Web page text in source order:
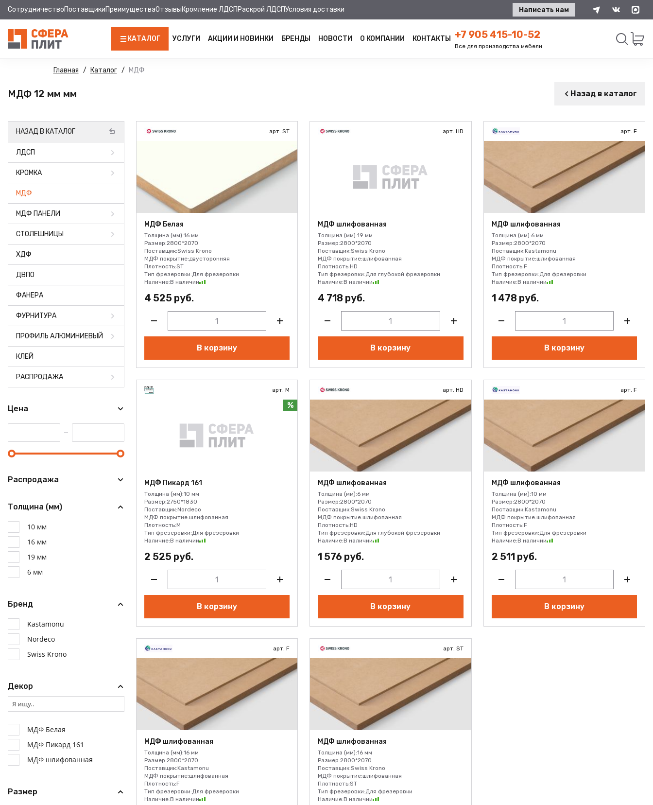
СотрудничествоПоставщикиПреимуществаОтзывыКромление ЛДСП Раскрой ЛДСПУсловия доставки Написать нам
КАТАЛОГ
ЛДСП
МДФ ПАНЕЛИ
ХДФ
ФАНЕРА
ФУРНИТУРА
ПРОФИЛЬ АЛЮМИНИЕВЫЙ
КЛЕЙ
РАСПРОДАЖА
НОВИНКИ
УСЛУГИ АКЦИИ И НОВИНКИ БРЕНДЫ НОВОСТИ О КОМПАНИИ КОНТАКТЫ +7 905 415-10-52
Все для производства мебели
Главная Каталог МДФ
МДФ 12 мм мм Назад в каталог
НАЗАД В КАТАЛОГ
ЛДСП
КРОМКА
МДФ
МДФ ПАНЕЛИ
СТОЛЕШНИЦЫ
ХДФ
ДВПО
ФАНЕРА
ФУРНИТУРА
ПРОФИЛЬ АЛЮМИНИЕВЫЙ
КЛЕЙ
РАСПРОДАЖА
Цена
Распродажа
Толщина (мм)
10 мм
16 мм
19 мм
6 мм
Бренд
Kastamonu
Nordeco
Swiss Krono
Декор
МДФ Белая
МДФ Пикард 161
МДФ шлифованная
Размер
арт. ST
МДФ Белая
Толщина (мм):16 мм
Размер:2800*2070
Поставщик:Swiss Krono
МДФ покрытие:двусторонняя
Плотность:ST
Тип фрезеровки:Для фрезеровки
Наличие:В наличии
4 525 руб.
В корзину
арт. HD
МДФ шлифованная
Толщина (мм):19 мм
Размер:2800*2070
Поставщик:Swiss Krono
МДФ покрытие:шлифованная
Плотность:HD
Тип фрезеровки:Для глубокой фрезеровки
Наличие:В наличии
4 718 руб.
В корзину
арт. F
МДФ шлифованная
Толщина (мм):6 мм
Размер:2800*2070
Поставщик:Kastamonu
МДФ покрытие:шлифованная
Плотность:F
Тип фрезеровки:Для фрезеровки
Наличие:В наличии
1 478 руб.
В корзину
арт. M
%
МДФ Пикард 161
Толщина (мм):10 мм
Размер:2750*1830
Поставщик:Nordeco
МДФ покрытие:шлифованная
Плотность:M
Тип фрезеровки:Для фрезеровки
Наличие:В наличии
2 525 руб.
В корзину
арт. HD
МДФ шлифованная
Толщина (мм):6 мм
Размер:2800*2070
Поставщик:Swiss Krono
МДФ покрытие:шлифованная
Плотность:HD
Тип фрезеровки:Для глубокой фрезеровки
Наличие:В наличии
1 576 руб.
В корзину
арт. F
МДФ шлифованная
Толщина (мм):10 мм
Размер:2800*2070
Поставщик:Kastamonu
МДФ покрытие:шлифованная
Плотность:F
Тип фрезеровки:Для фрезеровки
Наличие:В наличии
2 511 руб.
В корзину
арт. F
МДФ шлифованная
Толщина (мм):16 мм
Размер:2800*2070
Поставщик:Kastamonu
МДФ покрытие:шлифованная
Плотность:F
Тип фрезеровки:Для фрезеровки
Наличие:В наличии
арт. ST
МДФ шлифованная
Толщина (мм):16 мм
Размер:2800*2070
Поставщик:Swiss Krono
МДФ покрытие:шлифованная
Плотность:ST
Тип фрезеровки:Для фрезеровки
Наличие:В наличии